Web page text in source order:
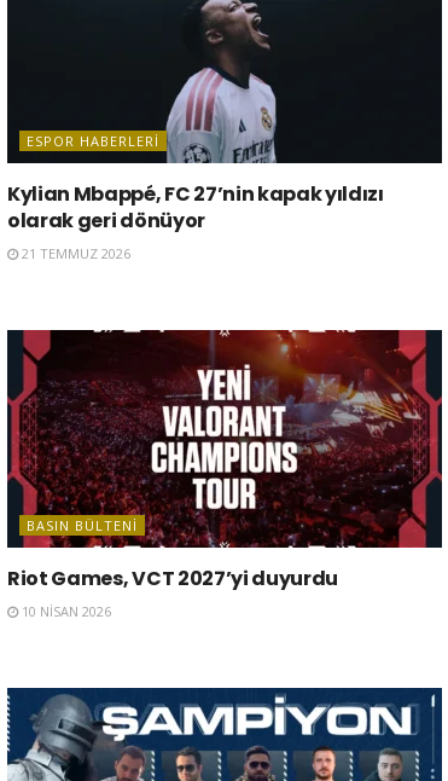
ESPOR HABERLERI
Kylian Mbappé, FC 27’nin kapak yıldızı
olarak geri dönüyor
21 TEMMUZ 2026
BASIN BÜLTENI
Riot Games, VCT 2027’yi duyurdu
10 NISAN 2026